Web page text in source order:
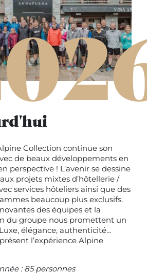
Collection continue son
de beaux développements en
perspective ! L’avenir se dessine
projets mixtes d’hôtellerie /
services hôteliers ainsi que des
beaucoup plus exclusifs.
des équipes et la
du groupe nous promettent un
élégance, authenticité…
l’expérience Alpine
: 85 personnes